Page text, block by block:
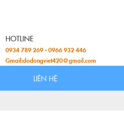
0934 789 269 - 0966 932 446
Gmail:dodongviet420@gmail.com
LIÊN HỆ